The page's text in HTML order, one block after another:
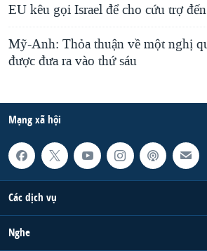
EU kêu gọi Israel để cho cứu trợ
Mỹ-Anh: Thỏa thuận về một nghị
được đưa ra vào thứ sáu
Mạng xã hội
Các dịch vụ
Nghe